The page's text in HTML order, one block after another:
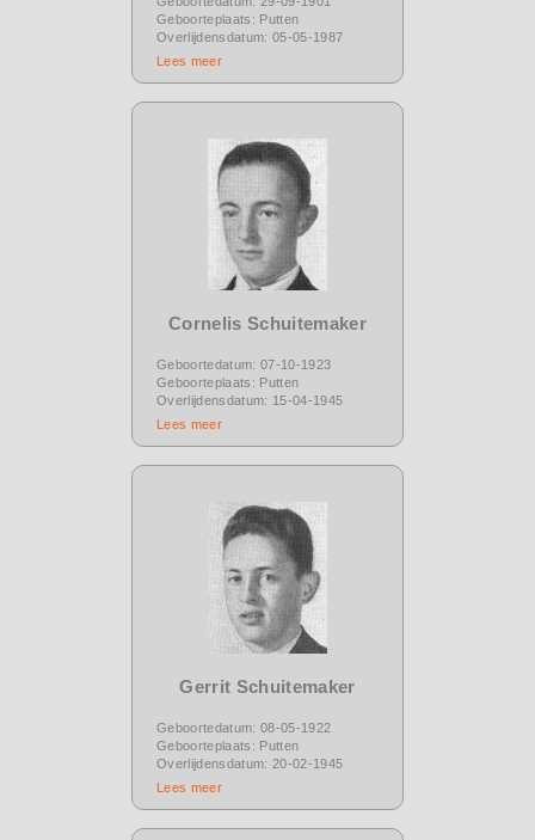
Geboorteplaats: Putten
Overlijdensdatum: 05-05-1987
Lees meer
Cornelis Schuitemaker
Geboortedatum: 07-10-1923
Geboorteplaats: Putten
Overlijdensdatum: 15-04-1945
Lees meer
Gerrit Schuitemaker
Geboortedatum: 08-05-1922
Geboorteplaats: Putten
Overlijdensdatum: 20-02-1945
Lees meer